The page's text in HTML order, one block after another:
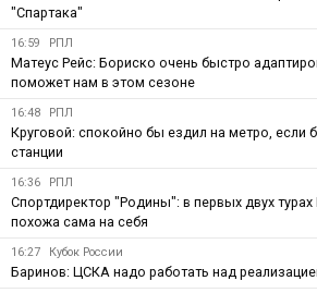
"Спартака"
16:59 РПЛ
Матеус Рейс: Бориско очень быстро
поможет нам в этом сезоне
16:48 РПЛ
Круговой: спокойно бы ездил на метро, если
станции
16:36 РПЛ
Спортдиректор "Родины": в первых двух
похожа сама на себя
16:27 Кубок России
Баринов: ЦСКА надо работать над